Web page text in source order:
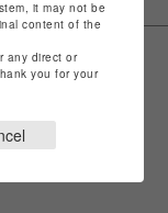
it may not be
content of the
any direct or
you for your